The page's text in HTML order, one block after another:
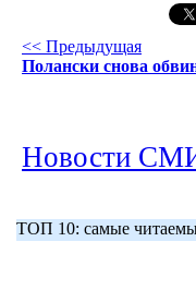
<< Предыдущая
Полански снова
Новости
ТОП 10: самые